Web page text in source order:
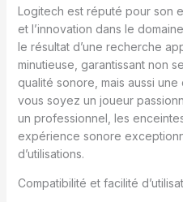
Logitech est réputé pour son
et l’innovation dans le
le résultat d’une recherche
minutieuse, garantissant non
qualité sonore, mais aussi
vous soyez un joueur
un professionnel, les
expérience sonore
d’utilisations.
Compatibilité et facilité